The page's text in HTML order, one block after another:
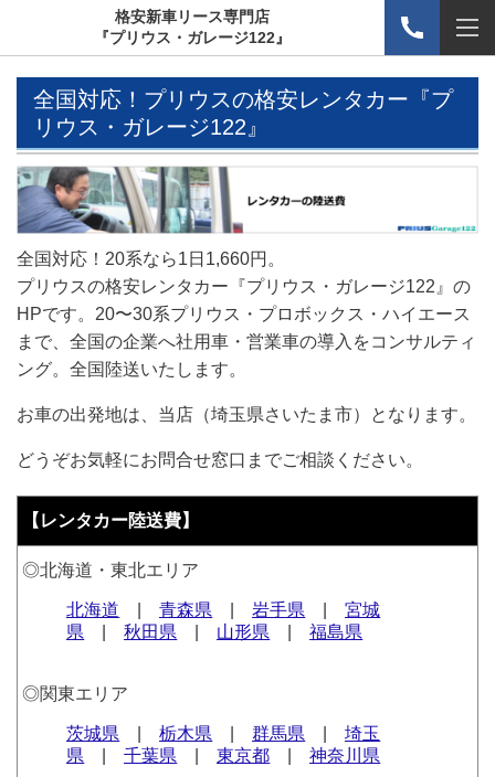
格安新車リース専門店
『プリウス・ガレージ122』
全国対応！プリウスの格安レンタカー『プ
リウス・ガレージ122』
全国対応！20系なら1日1,660円。
プリウスの格安レンタカー『プリウス・ガレージ122』の
HPです。20〜30系プリウス・プロボックス・ハイエース
まで、全国の企業へ社用車・営業車の導入をコンサルティ
ング。全国陸送いたします。
お車の出発地は、当店（埼玉県さいたま市）となります。
どうぞお気軽にお問合せ窓口までご相談ください。
【レンタカー陸送費】
◎北海道・東北エリア
北海道 |青森県 |岩手県 |宮城
県 |秋田県 山形県 |福島県
◎関東エリア
茨城県 |栃木県 |群馬県 |埼玉
県 |千葉県 |東京都 |神奈川県